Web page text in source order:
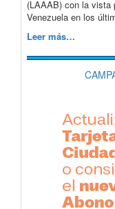
(LAAAB) con la vista
Venezuela en los
Leer más…